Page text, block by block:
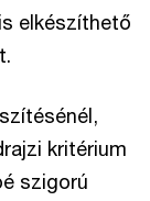
elkészíthető
kritérium
szigorú